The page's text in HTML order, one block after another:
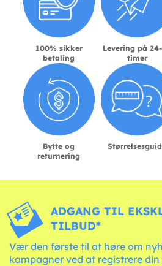
100% sikker
betaling
Levering på
timer
Bytte og
returnering
ADGANG TIL
TILBUD*
Vær den første til at høre om
kampagner ved at registrere din